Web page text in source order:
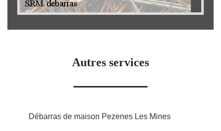
Autres services
Débarras de maison Pezenes Les Mines